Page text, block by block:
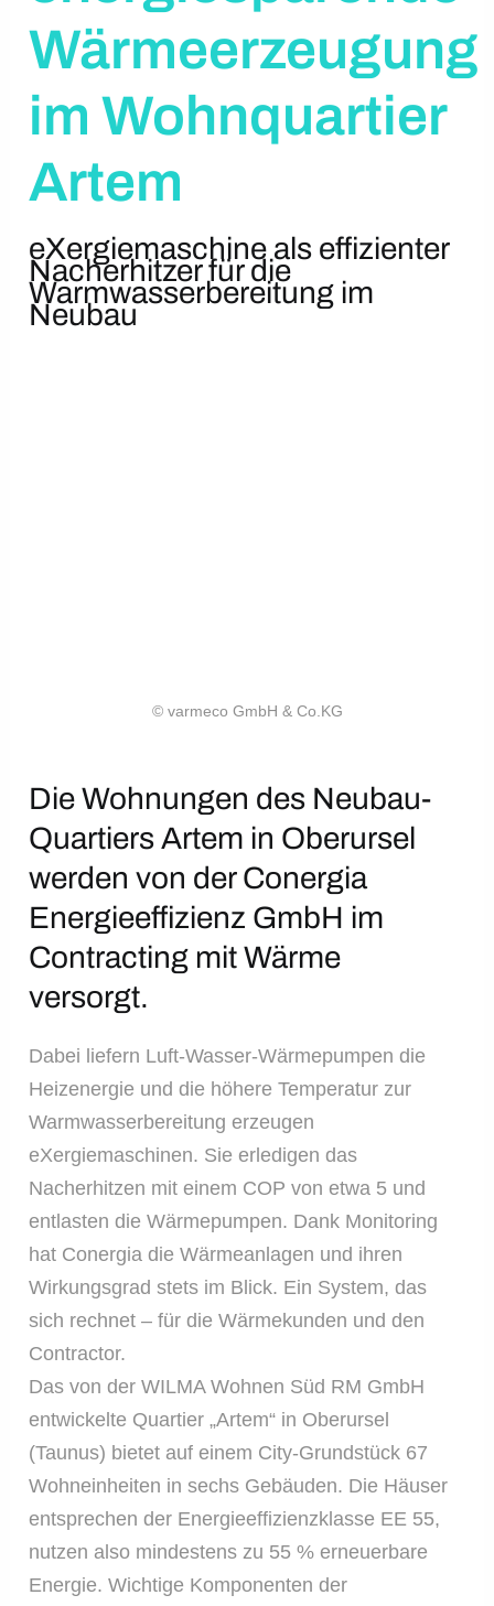
Wärmeerzeugung
im Wohnquartier
Artem
eXergiemaschine als effizienter
Nacherhitzer für die
Warmwasserbereitung im
Neubau
© varmeco GmbH & Co.KG
Die Wohnungen des Neubau-
Quartiers Artem in Oberursel
werden von der Conergia
Energieeffizienz GmbH im
Contracting mit Wärme
versorgt.
Dabei liefern Luft-Wasser-Wärmepumpen die
Heizenergie und die höhere Temperatur zur
Warmwasserbereitung erzeugen
eXergiemaschinen. Sie erledigen das
Nacherhitzen mit einem COP von etwa 5 und
entlasten die Wärmepumpen. Dank Monitoring
hat Conergia die Wärmeanlagen und ihren
Wirkungsgrad stets im Blick. Ein System, das
sich rechnet – für die Wärmekunden und den
Contractor.
Das von der WILMA Wohnen Süd RM GmbH
entwickelte Quartier „Artem“ in Oberursel
(Taunus) bietet auf einem City-Grundstück 67
Wohneinheiten in sechs Gebäuden. Die Häuser
entsprechen der Energieeffizienzklasse EE 55,
nutzen also mindestens zu 55 % erneuerbare
Energie. Wichtige Komponenten der